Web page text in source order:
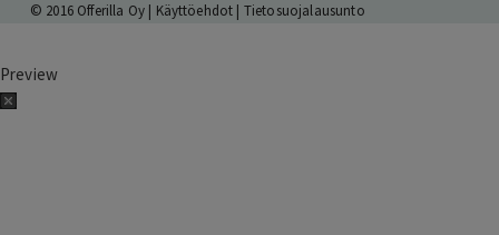
© 2016 Offerilla Oy | Käyttöehdot | Tietosuojalausunto
Preview